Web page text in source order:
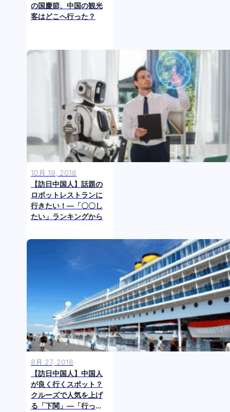
の国慶節、中国の観光
客はどこへ行った？
10月 19, 2018
【訪日中国人】話題の
ロボットレストランに
行きたい！―「〇〇し
たい」ランキングから
8月 27, 2018
【訪日中国人】中国人
が良く行くスポット？
クルーズで人気を上げ
る「下関」―「行っ